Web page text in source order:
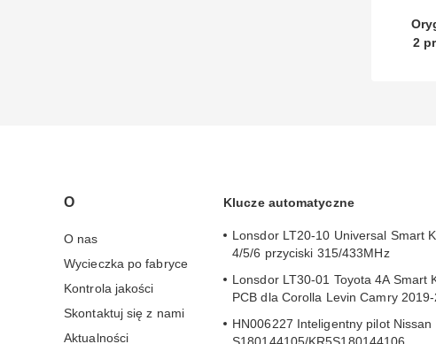
2
O
O nas
Wycieczka po fabryce
Kontrola jakości
Skontaktuj się z nami
Aktualności
Klucze automatyczne
Lonsdor LT20-10 Universal Smart
4/5/6 przyciski 315/433MHz
Lonsdor LT30-01 Toyota 4A Smart
PCB dla Corolla Levin Camry
HN006227 Inteligentny pilot Nissan